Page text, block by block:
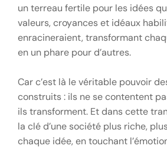
un terreau fertile pour les idées
valeurs, croyances et idéaux
enracineraient, transformant
en un phare pour d’autres.
Car c’est là le véritable pouvoir
construits : ils ne se contentent
ils transforment. Et dans cette
la clé d’une société plus riche,
chaque idée, en touchant